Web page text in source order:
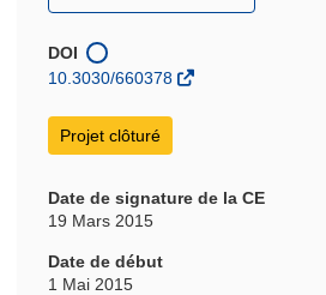
dans
une
nouvelle
DOI
10.3030/660378
Projet clôturé
Date de signature de la CE
19 Mars 2015
Date de début
1 Mai 2015